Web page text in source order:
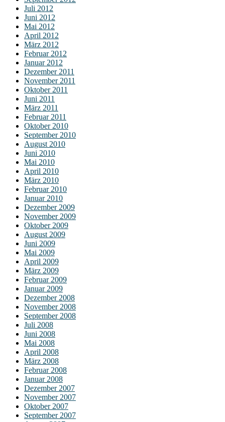
Juli 2012
Juni 2012
Mai 2012
April 2012
März 2012
Februar 2012
Januar 2012
Dezember 2011
November 2011
Oktober 2011
Juni 2011
März 2011
Februar 2011
Oktober 2010
September 2010
August 2010
Juni 2010
Mai 2010
April 2010
März 2010
Februar 2010
Januar 2010
Dezember 2009
November 2009
Oktober 2009
August 2009
Juni 2009
Mai 2009
April 2009
März 2009
Februar 2009
Januar 2009
Dezember 2008
November 2008
September 2008
Juli 2008
Juni 2008
Mai 2008
April 2008
März 2008
Februar 2008
Januar 2008
Dezember 2007
November 2007
Oktober 2007
September 2007